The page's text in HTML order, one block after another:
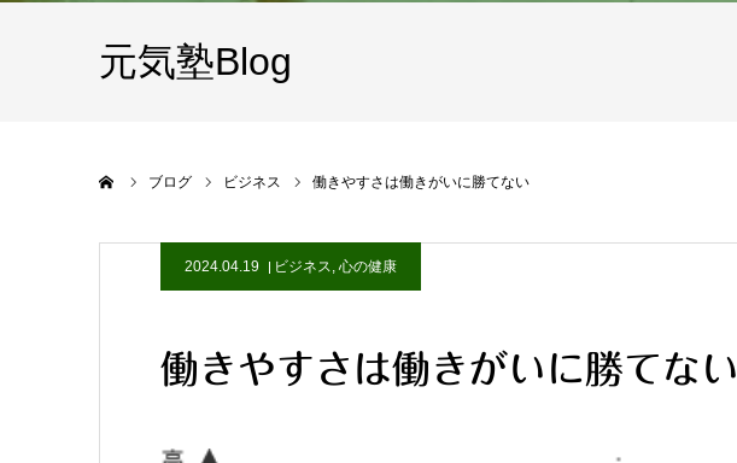
元気塾Blog
ブログ ビジネス 働きやすさは働きがいに勝てない
2024.04.19 ビジネス, 心の健康
働きやすさは働きがいに勝てない